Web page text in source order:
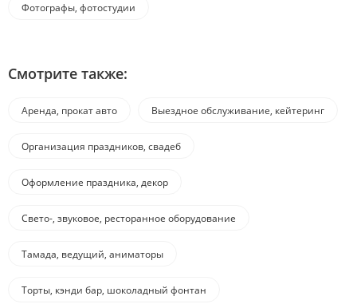
Фотографы, фотостудии
Смотрите также:
Аренда, прокат авто Выездное обслуживание, кейтеринг
Организация праздников, свадеб
Оформление праздника, декор
Свето-, звуковое, ресторанное оборудование
Тамада, ведущий, аниматоры
Торты, кэнди бар, шоколадный фонтан